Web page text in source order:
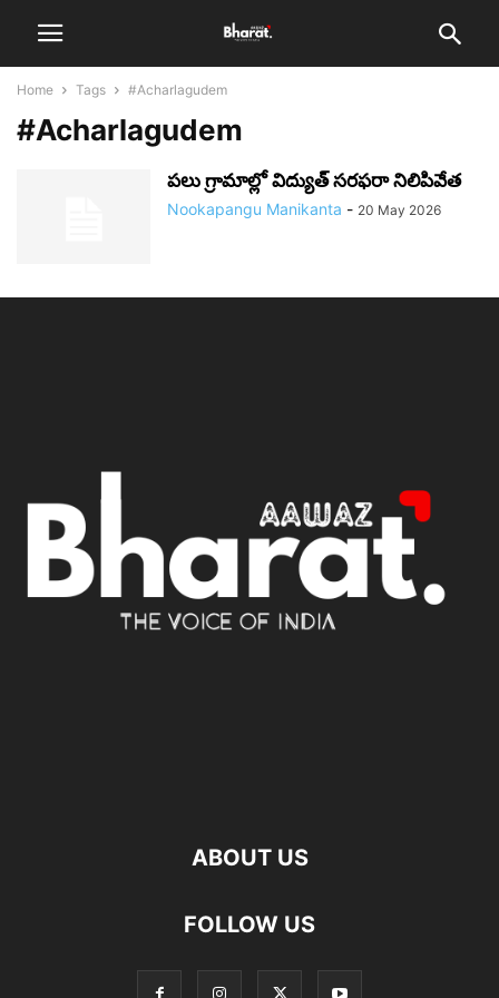
Home Tags #Acharlagudem
#Acharlagudem
పలు గ్రామాల్లో విద్యుత్ సరఫరా నిలిపివేత
Nookapangu Manikanta - 20 May 2026
ABOUT US
FOLLOW US